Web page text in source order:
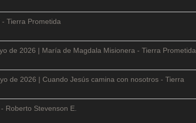
Tierra Prometida
de 2026 | María de Magdala Misionera - Tierra Prometida
de 2026 | Cuando Jesús camina con nosotros - Tierra
Roberto Stevenson E.